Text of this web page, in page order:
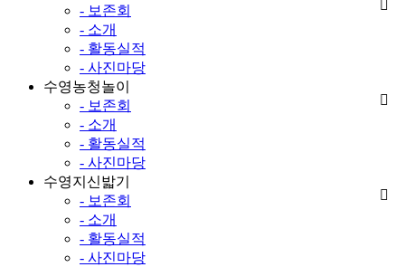
- 보존회
- 소개
- 활동실적
- 사진마당
수영농청놀이
- 보존회
- 소개
- 활동실적
- 사진마당
수영지신밟기
- 보존회
- 소개
- 활동실적
- 사진마당